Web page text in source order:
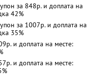
за 848р. и доплата на
42%
за 1007р. и доплата на
35%
и доплата на месте:
и доплата на месте: